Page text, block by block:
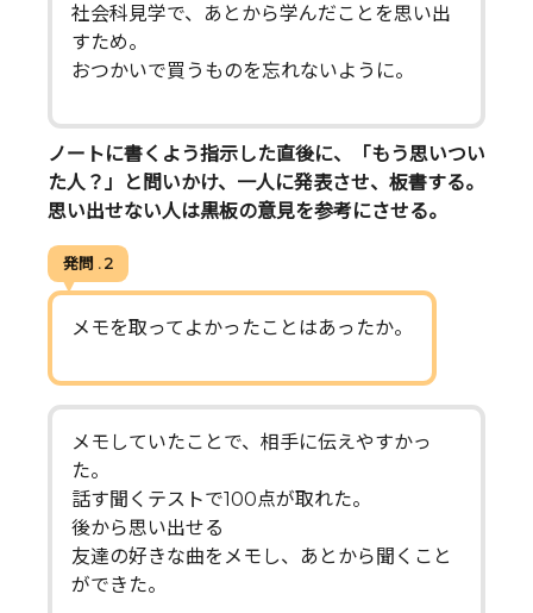
社会科見学で、あとから学んだことを思い出
すため。
おつかいで買うものを忘れないように。
ノートに書くよう指示した直後に、「もう思いつい
た人？」と問いかけ、一人に発表させ、板書する。
思い出せない人は黒板の意見を参考にさせる。
発問 . 2
メモを取ってよかったことはあったか。
メモしていたことで、相手に伝えやすかっ
た。
話す聞くテストで100点が取れた。
後から思い出せる
友達の好きな曲をメモし、あとから聞くこと
ができた。